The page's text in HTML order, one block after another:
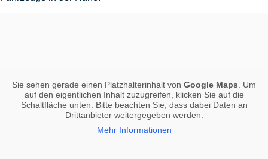
Sie sehen gerade einen Platzhalterinhalt von Google Maps. Um
auf den eigentlichen Inhalt zuzugreifen, klicken Sie auf die
Schaltfläche unten. Bitte beachten Sie, dass dabei Daten an
Drittanbieter weitergegeben werden.
Mehr Informationen